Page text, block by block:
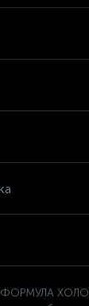
ФОРМУЛА